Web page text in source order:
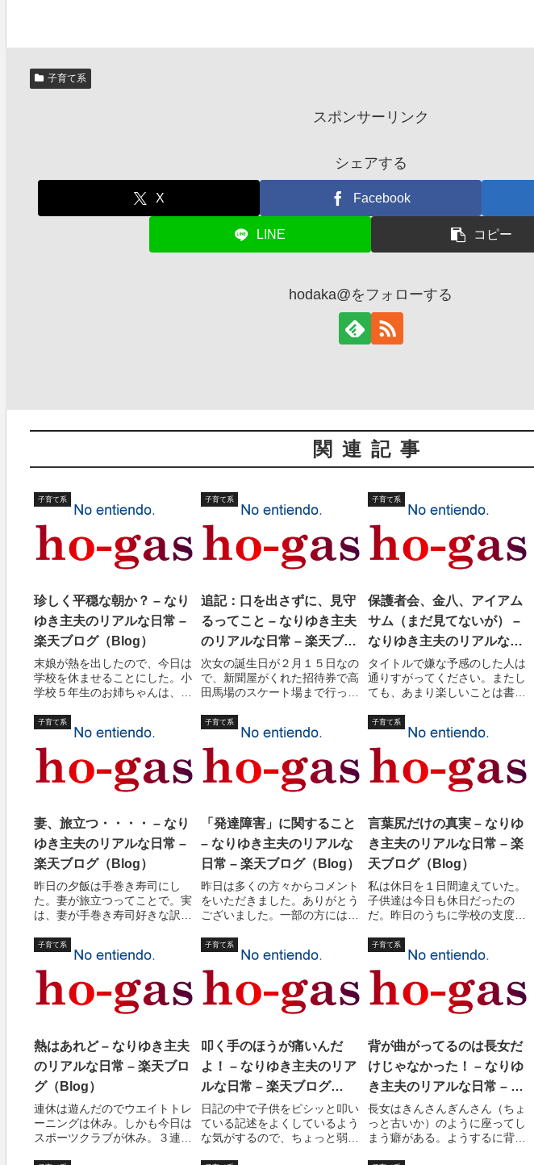
子育て系
スポンサーリンク
シェアする
X Facebook
LINE コピー
hodaka@をフォローする
関連記事
子育て系
珍しく平穏な朝か？ – なり
ゆき主夫のリアルな日常 –
楽天ブログ（Blog）
末娘が熱を出したので、今日は
学校を休ませることにした。小
学校５年生のお姉ちゃんは、今
から起きて、小学校３年の弟も
起こし、服を着替えてケロッグ
コーンフロスティを食べてい
た。（おお！なんとよい子なん
だああっ。）と感動...
子育て系
追記：口を出さずに、見守
るってこと – なりゆき主夫
のリアルな日常 – 楽天ブロ
グ（Blog）
次女の誕生日が２月１５日なの
で、新聞屋がくれた招待券で高
田馬場のスケート場まで行って
うことで、義母も来てくれまし
た。私はスケートするのは２０
年ぶりくらいでしょうか。転び
はしませんが、１周するのに汗
かきました。長女...
子育て系
保護者会、金八、アイアム
サム（まだ見てないが） –
なりゆき主夫のリアルな日
常 – 楽天ブログ（Blog）
タイトルで嫌な予感のした人は
通りすがってください。またし
ても、あまり楽しいことは書い
会」に行ってきた。風邪は治っ
ていないが。私が保護者会に出
席すると、危険だからでは、な
い。大変な役員を押し付けられ
ると困るから、楽...
子育て系
妻、旅立つ・・・・ – なり
ゆき主夫のリアルな日常 –
楽天ブログ（Blog）
昨日の夕飯は手巻き寿司にし
た。妻が旅立つってことで。実
は、妻が手巻き寿司好きな訳で
と私だ。妻とちゃーちゃんがハ
ワイ旅行 に行くってことで、
なんとなく壮行会風にしようと
いう企みのためだ。ま、一番の
理由は作るの簡単だ...
子育て系
「発達障害」に関すること
– なりゆき主夫のリアルな
日常 – 楽天ブログ（Blog）
昨日は多くの方々からコメント
をいただきました。ありがとう
ございました。一部の方には大
むことではないかもしれません
が、もう一度、改めて長く重い
内容の日記を書かせていただき
ます。興味のない方には、大変
申し訳ありません...
子育て系
言葉尻だけの真実 – なりゆ
き主夫のリアルな日常 – 楽
天ブログ（Blog）
私は休日を１日間違えていた。
子供達は今日も休日だったの
だ。昨日のうちに学校の支度を
たら月曜日の時間割でそろえそ
うだ）昨日の晩御飯は、ビビン
パ。ごま油使えばそれだけで美
味いというものだ。ご飯の後、
子供達は順に風呂に...
子育て系
熱はあれど – なりゆき主夫
のリアルな日常 – 楽天ブロ
グ（Blog）
連休は遊んだのでウエイトトレ
ーニングは休み。しかも今日は
スポーツクラブが休み。３連休
子育て系
叩く手のほうが痛いんだ
よ！ – なりゆき主夫のリア
ルな日常 – 楽天ブログ
（Blog）
日記の中で子供をピシッと叩い
ている記述をよくしているよう
な気がするので、ちょっと弱気
子育て系
背が曲がってるのは長女だ
けじゃなかった！ – なりゆ
き主夫のリアルな日常 – 楽
天ブログ（Blog）
長女はきんさんぎんさん（ちょ
っと古いか）のように座ってし
まう癖がある。ようするに背中